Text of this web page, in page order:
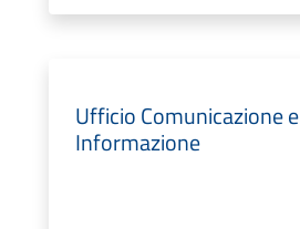
Ufficio Comunicazione e
Informazione